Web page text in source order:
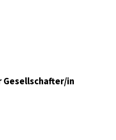
Gesellschafter/in